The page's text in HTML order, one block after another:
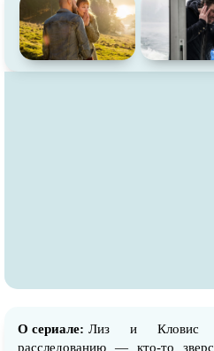
О сериале: Лиз и Кловис
расследованию — кто-то